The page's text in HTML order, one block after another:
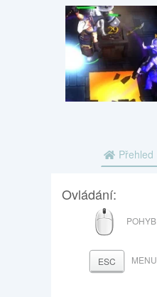
Přehled
Ovládání:
MYŠ
POHYB
ESC MENU